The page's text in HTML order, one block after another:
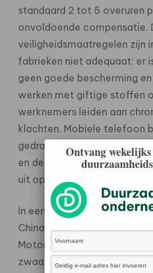
standaard 2 tot 5 overuren
onvoldoende compensatie.
veiligheidsmaatregelen zijn
fabrieken niet adequaat: er
geen goede bescherming
werken met giftige stoffen
werknemers leiden aan
klachten. Mobiele telefoon
gedragscodes maar die
en de bedrijven voeren ook
uit op naleving.
In een fabriek in één van de
China, die onder andere
Motorola, stuitten de
zwaar vergiftigde arbeiders
Ontvang